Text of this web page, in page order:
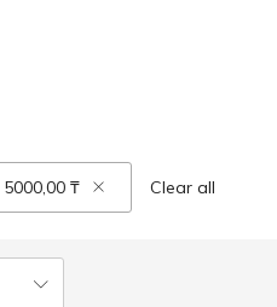
5000,00 ₸ Clear all